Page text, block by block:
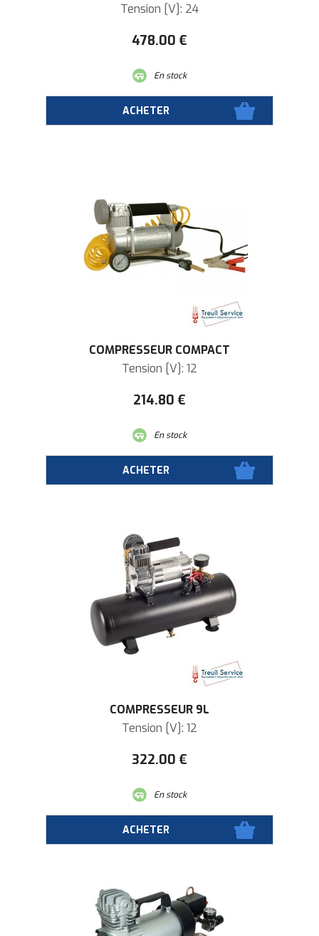
Tension [V]: 24
478.00 €
En stock
COMPRESSEUR COMPACT
Tension [V]: 12
214.80 €
En stock
COMPRESSEUR 9L
Tension [V]: 12
322.00 €
En stock